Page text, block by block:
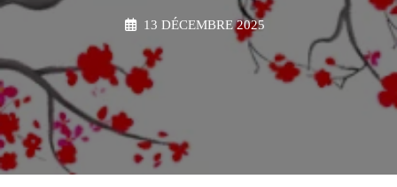
13 DÉCEMBRE 2025